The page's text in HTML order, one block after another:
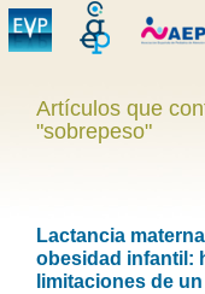
Artículos que
"sobrepeso"
Lactancia
obesidad infantil:
limitaciones de